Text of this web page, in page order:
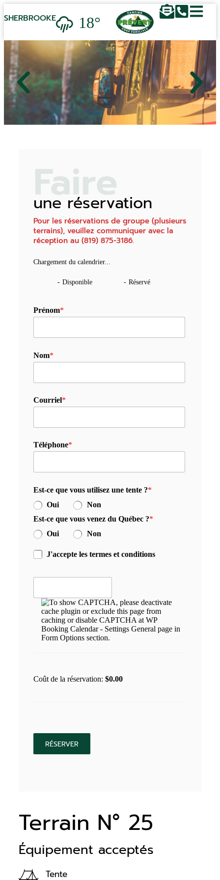
SHERBROOKE 18°
Terrain N° 25
Équipement acceptés
Tente
Faire
une réservation
Pour les réservations de groupe (plusieurs
terrains), veuillez communiquer avec la
réception au (819) 875-3186.
Chargement du calendrier...
- Disponible - Réservé
Prénom*
Nom*
Courriel*
Téléphone*
Est-ce que vous utilisez une tente ?*
Oui
Non
Est-ce que vous venez du Québec ?*
Oui
Non
J'accepte les termes et conditions
Coût de la réservation:$0.00